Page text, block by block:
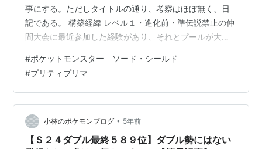
事にする。ただしタイトルの通り、考察はほぼ無く、日
記である。 構築経緯 レベル１・進化前・準伝説禁止の仲
間大会に最近参加した経験があり、それとプールが大体
ク、ストライクあたりが使えない ・レベル５０（最強ア
イテムだったはずのきのみジュースが弱い、技に違いが
ある） ・ダクマ、べベノムあたりが使える とりあえずニ
ューラが最強なのは間違いない。そんな最強のニューラ
に最強アイテムの進化の輝石を持たせて、さらにコーチ
ングで強化すれば最強の三乗である。…
#ポケットモンスター ソード・シールド
#プリティプリマ
小林のポケモンブログ • 5年前
【Ｓ２４ダブル最終５８９位】ダブル勢にはない